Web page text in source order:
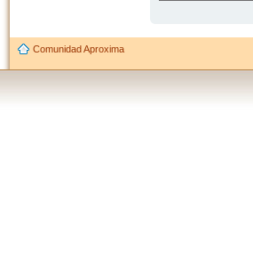
Comunidad Aproxima